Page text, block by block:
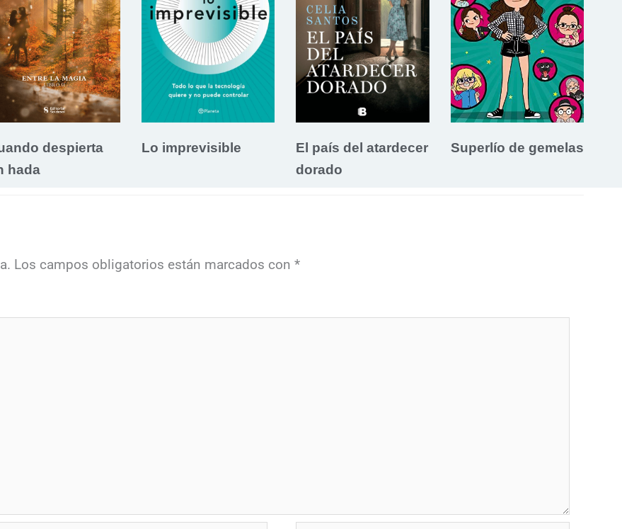
despierta
hada
Lo imprevisible
El país del atardecer
dorado
Superlío de gemelas
Los campos obligatorios están marcados con *